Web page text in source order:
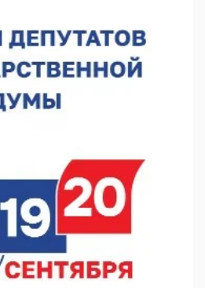
направления сотрудничества с